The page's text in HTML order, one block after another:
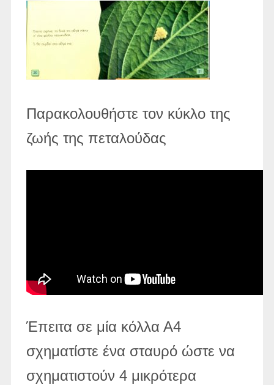
Παρακολουθήστε τον κύκλο της
ζωής της πεταλούδας
Έπειτα σε μία κόλλα Α4
σχηματίστε ένα σταυρό ώστε να
σχηματιστούν 4 μικρότερα